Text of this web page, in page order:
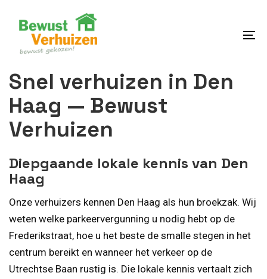
content
Snel verhuizen in Den
Haag — Bewust
Verhuizen
Diepgaande lokale kennis van Den
Haag
Onze verhuizers kennen Den Haag als hun broekzak. Wij
weten welke parkeervergunning u nodig hebt op de
Frederikstraat, hoe u het beste de smalle stegen in het
centrum bereikt en wanneer het verkeer op de
Utrechtse Baan rustig is. Die lokale kennis vertaalt zich